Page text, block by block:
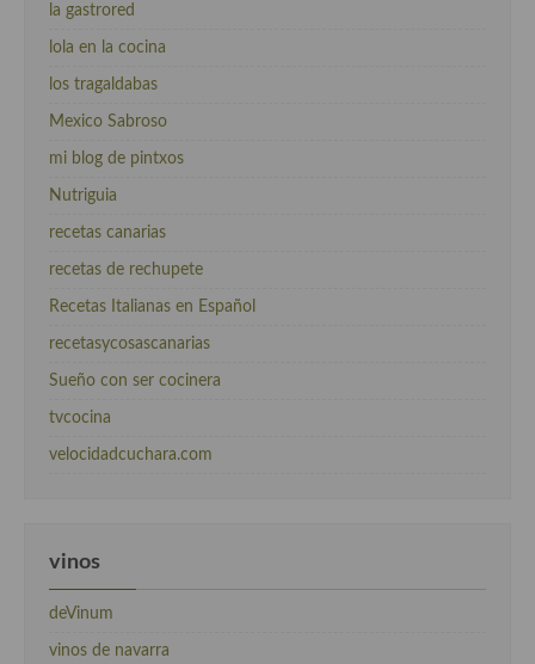
la gastrored
lola en la cocina
los tragaldabas
Mexico Sabroso
mi blog de pintxos
Nutriguia
recetas canarias
recetas de rechupete
Recetas Italianas en Español
recetasycosascanarias
Sueño con ser cocinera
tvcocina
velocidadcuchara.com
vinos
deVinum
vinos de navarra